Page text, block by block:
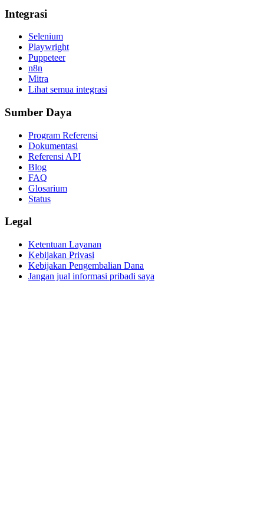
Integrasi
Selenium
Playwright
Puppeteer
n8n
Mitra
Lihat semua integrasi
Sumber Daya
Program Referensi
Dokumentasi
Referensi API
Blog
FAQ
Glosarium
Status
Legal
Ketentuan Layanan
Kebijakan Privasi
Kebijakan Pengembalian Dana
Jangan jual informasi pribadi saya